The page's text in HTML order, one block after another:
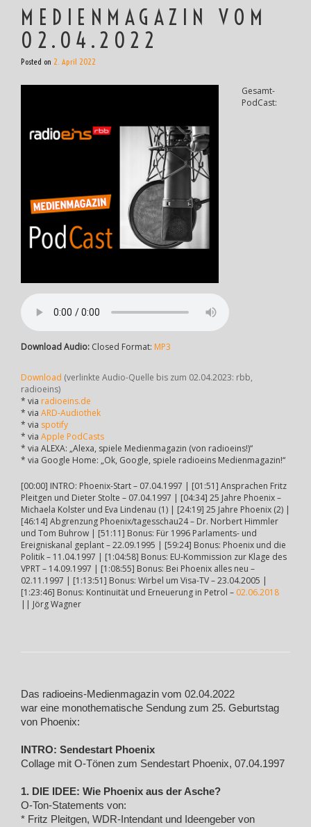
MEDIENMAGAZIN VOM
02.04.2022
Posted on 2. April 2022
Gesamt-
PodCast:
Download Audio: Closed Format: MP3
Download (verlinkte Audio-Quelle bis zum 02.04.2023: rbb,
radioeins)
* via radioeins.de
* via ARD-Audiothek
* via spotify
* via Apple PodCasts
* via ALEXA: „Alexa, spiele Medienmagazin (von radioeins!)“
* via Google Home: „Ok, Google, spiele radioeins Medienmagazin!“
[00:00] INTRO: Phoenix-Start – 07.04.1997 | [01:51] Ansprachen Fritz
Pleitgen und Dieter Stolte – 07.04.1997 | [04:34] 25 Jahre Phoenix –
Michaela Kolster und Eva Lindenau (1) | [24:19] 25 Jahre Phoenix (2) |
[46:14] Abgrenzung Phoenix/tagesschau24 – Dr. Norbert Himmler
und Tom Buhrow | [51:11] Bonus: Für 1996 Parlaments- und
Ereigniskanal geplant – 22.09.1995 | [59:24] Bonus: Phoenix und die
Politik – 11.04.1997 | [1:04:58] Bonus: EU-Kommission zur Klage des
VPRT – 14.09.1997 | [1:08:55] Bonus: Bei Phoenix alles neu –
02.11.1997 | [1:13:51] Bonus: Wirbel um Visa-TV – 23.04.2005 |
[1:23:46] Bonus: Kontinuität und Erneuerung in Petrol – 02.06.2018
|| Jörg Wagner
Das radioeins-Medienmagazin vom 02.04.2022
war eine monothematische Sendung zum 25. Geburtstag
von Phoenix:
INTRO: Sendestart Phoenix
Collage mit O-Tönen zum Sendestart Phoenix, 07.04.1997
1. DIE IDEE: Wie Phoenix aus der Asche?
O-Ton-Statements von:
* Fritz Pleitgen, WDR-Intendant und Ideengeber von